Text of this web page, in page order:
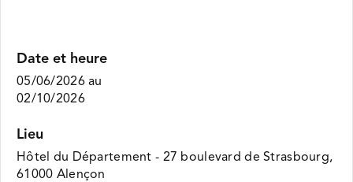
Date et heure
05/06/2026au
02/10/2026
Lieu
Hôtel du Département - 27 boulevard de Strasbourg,
61000 Alençon